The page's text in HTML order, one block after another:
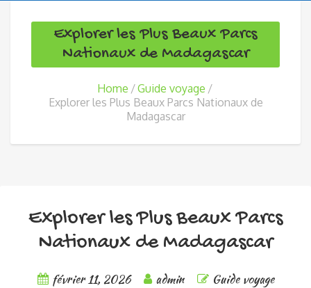
Explorer les Plus Beaux Parcs
Nationaux de Madagascar
Home
Guide voyage
Explorer les Plus Beaux Parcs Nationaux de
Madagascar
Explorer les Plus Beaux Parcs
Nationaux de Madagascar
février 11, 2026 admin Guide voyage